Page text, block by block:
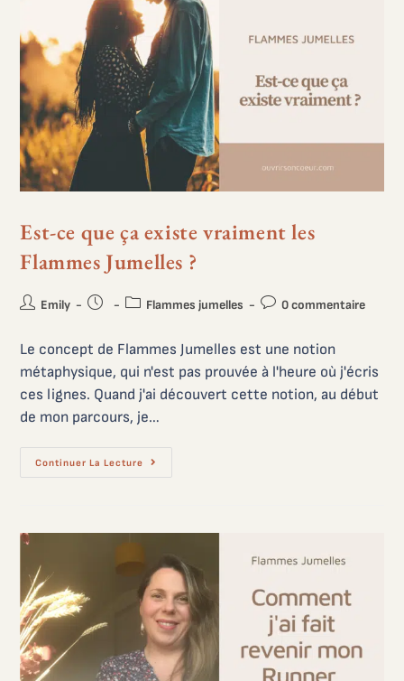
Est-ce que ça existe vraiment les
Flammes Jumelles ?
Emily Flammes jumelles 0 commentaire
Le concept de Flammes Jumelles est une notion
métaphysique, qui n'est pas prouvée à l'heure où j'écris
ces lignes. Quand j'ai découvert cette notion, au début
de mon parcours, je…
Continuer La Lecture